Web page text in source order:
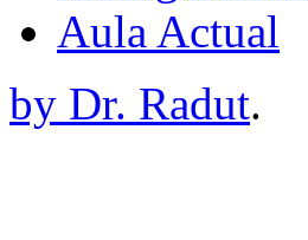
Aula Actual
by Dr. Radut.